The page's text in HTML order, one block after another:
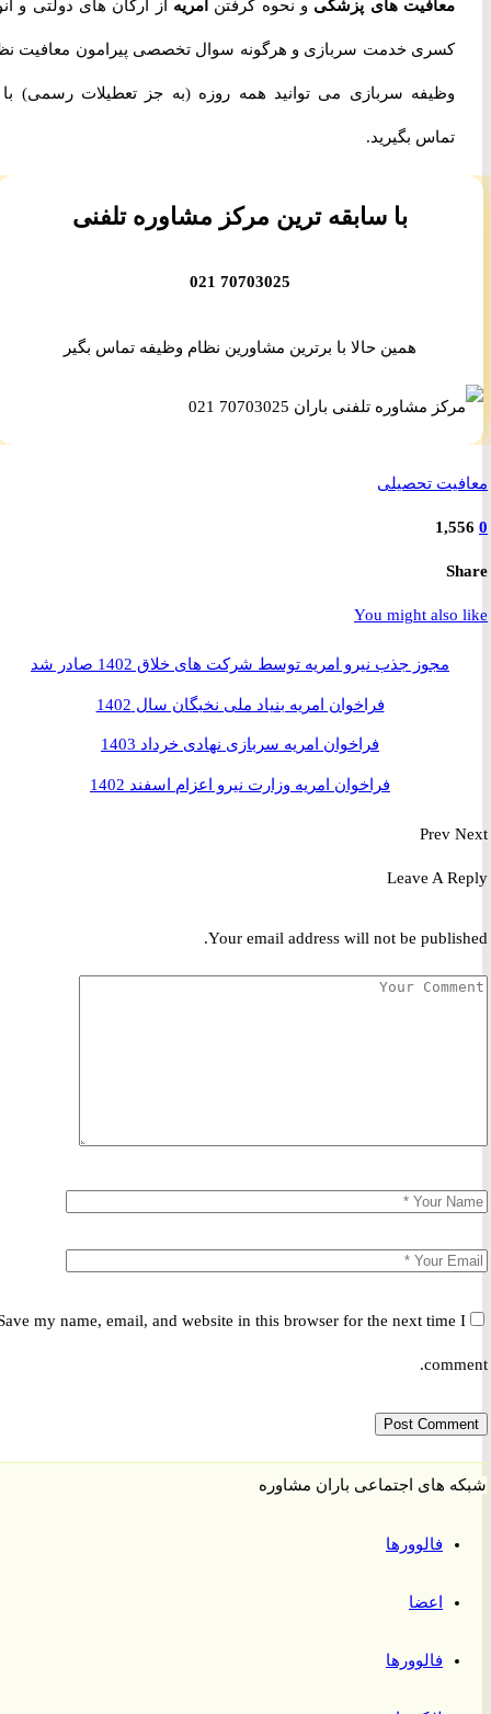
معافیت های پزشکیو نحوه گرفتن امریهاز ارگان های دولتی و انواع
کسری خدمت سربازی و هرگونه سوال تخصصی پیرامون معافیت نظام
وظیفه سربازی می توانید همه روزه (به جز تعطیلات رسمی) با ما
تماس بگیرید.
با سابقه ترین مرکز مشاوره تلفنی
70703025 021
همین حالا با برترین مشاورین نظام وظیفه تماس بگیر
تحصیلی
You might
مجوز جذب نیرو امریه توسط شرکت های خلاق 1402 صادر شد
فراخوان امریه بنیاد ملی نخبگان سال 1402
فراخوان امریه سربازی نهادی خرداد 1403
فراخوان امریه وزارت نیرو اعزام اسفند 1402
Prev
Leave A
Your email address will not be
Save my name, email, and website in this browser for the next time
های اجتماعی باران مشاوره
فالوورها
اعضا
فالوورها